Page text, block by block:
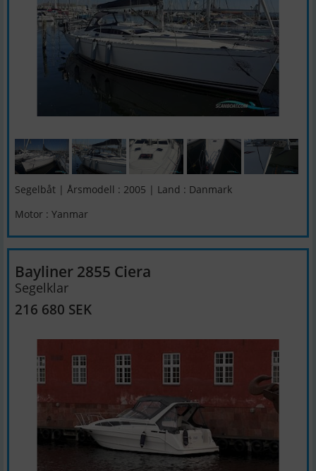
Segelbåt | Årsmodell : 2005 | Land : Danmark
Motor : Yanmar
Bayliner 2855 Ciera
Segelklar
216 680 SEK